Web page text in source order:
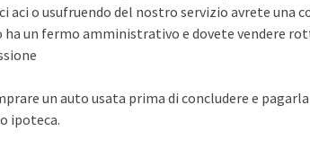
aci o usufruendo del nostro servizio avrete una
ha un fermo amministrativo e dovete vendere
un auto usata prima di concludere e
ipoteca.